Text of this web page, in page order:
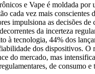
e Vape é moldada
cada vez mais
impulsiona as decisões
da incerteza
à tecnologia, 44% dos
dos dispositivos.
do mercado, mas
de consumo